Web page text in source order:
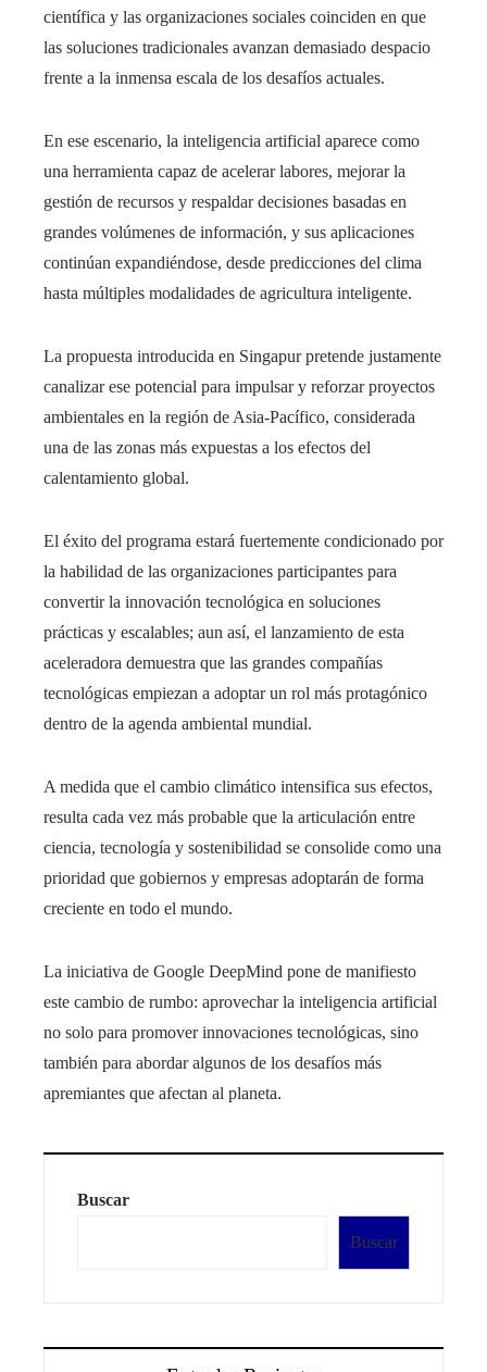
científica y las organizaciones sociales coinciden en que
las soluciones tradicionales avanzan demasiado despacio
frente a la inmensa escala de los desafíos actuales.
En ese escenario, la inteligencia artificial aparece como
una herramienta capaz de acelerar labores, mejorar la
gestión de recursos y respaldar decisiones basadas en
grandes volúmenes de información, y sus aplicaciones
continúan expandiéndose, desde predicciones del clima
hasta múltiples modalidades de agricultura inteligente.
La propuesta introducida en Singapur pretende justamente
canalizar ese potencial para impulsar y reforzar proyectos
ambientales en la región de Asia-Pacífico, considerada
una de las zonas más expuestas a los efectos del
calentamiento global.
El éxito del programa estará fuertemente condicionado por
la habilidad de las organizaciones participantes para
convertir la innovación tecnológica en soluciones
prácticas y escalables; aun así, el lanzamiento de esta
aceleradora demuestra que las grandes compañías
tecnológicas empiezan a adoptar un rol más protagónico
dentro de la agenda ambiental mundial.
A medida que el cambio climático intensifica sus efectos,
resulta cada vez más probable que la articulación entre
ciencia, tecnología y sostenibilidad se consolide como una
prioridad que gobiernos y empresas adoptarán de forma
creciente en todo el mundo.
La iniciativa de Google DeepMind pone de manifiesto
este cambio de rumbo: aprovechar la inteligencia artificial
no solo para promover innovaciones tecnológicas, sino
también para abordar algunos de los desafíos más
apremiantes que afectan al planeta.
Buscar
Buscar